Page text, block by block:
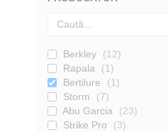
Berkley
12
Rapala
1
Bertilure
1
Storm
7
Abu Garcia
23
Strike Pro
3